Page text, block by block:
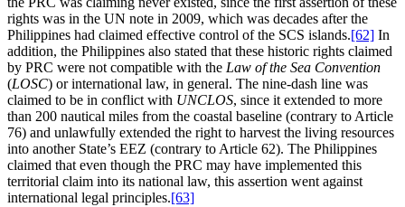
rights was in the UN note in 2009, which was decades after the
Philippines had claimed effective control of the SCS islands.[62] In
addition, the Philippines also stated that these historic rights claimed
by PRC were not compatible with the Law of the Sea Convention
(LOSC) or international law, in general. The nine-dash line was
claimed to be in conflict with UNCLOS, since it extended to more
than 200 nautical miles from the coastal baseline (contrary to Article
76) and unlawfully extended the right to harvest the living resources
into another State’s EEZ (contrary to Article 62). The Philippines
claimed that even though the PRC may have implemented this
territorial claim into its national law, this assertion went against
international legal principles.[63]